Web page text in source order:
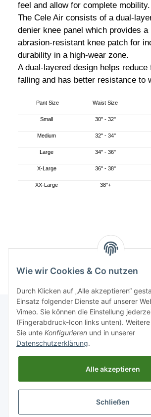
feel and allow for complete mobility.
The Cele Air consists of a dual-
denier knee panel which provides a
abrasion-resistant knee patch for
durability in a high-wear zone.
A dual-layered design helps reduce
falling and has better resistance to
Pant Size Waist Size
Small 30" - 32"
Medium 32" - 34"
Large 34" - 36"
X-Large 36" - 38"
XX-Large 38"+
Informationen
Gesetzliche Informationen
Wie wir Cookies & Co nutzen
Durch Klicken auf „Alle akzeptieren“
Einsatz folgender Dienste auf unserer
Vimeo. Sie können die Einstellung
(Fingerabdruck-Icon links unten).
Sie unte Konfigurieren und in unserer
Datenschutzerklärung.
Alle akzeptieren
Schließen